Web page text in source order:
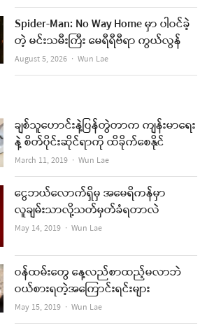
Spider-Man: No Way Home မှာ ပါဝင်ခဲ့
တဲ့ မင်းသမီးကြီး မေရီရီဗီရာ ကွယ်လွန်
August 5, 2026 Author
Wun Lae
ချစ်သူဟောင်းနဲ့ပြန်တွဲတာက ကျန်းမာရေး
နဲ့ စိတ်ပိုင်းဆိုင်ရာကို ထိခိုက်စေနိုင်
March 11, 2019 Author
Wun Lae
ငွေဘယ်လောက်ရှိမှ အမေရိကန်မှာ
လူချမ်းသာလို့သတ်မှတ်ခံရတာလဲ
May 14, 2019 Author
Wun Lae
ဝန်ထမ်းတွေ နေ့လည်စာထည့်မလာဘဲ
ဝယ်စားရတဲ့အကြောင်းရင်းများ
May 15, 2019 Author
Wun Lae